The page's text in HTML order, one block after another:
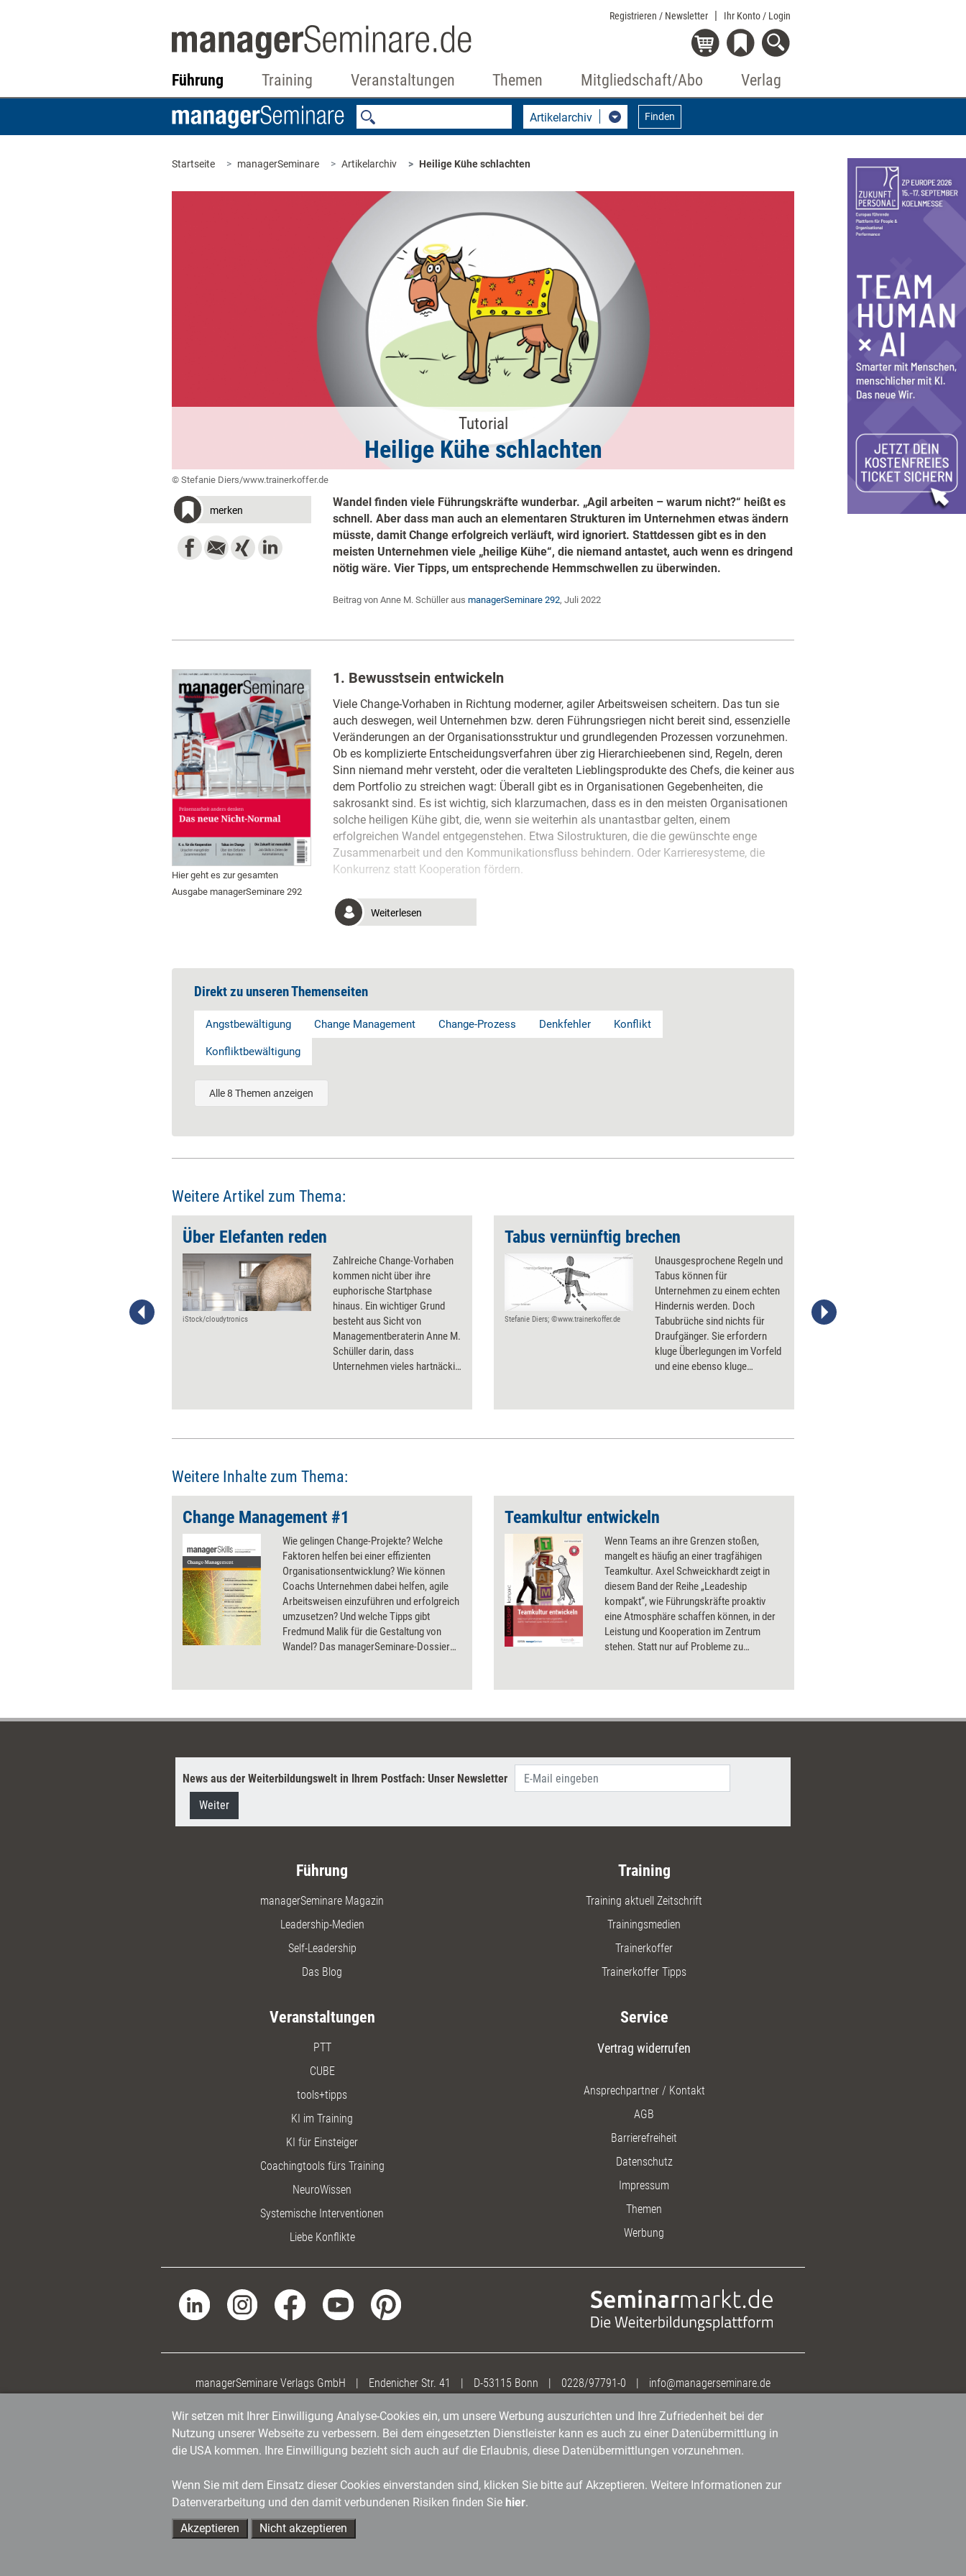
Registrieren / Newsletter Ihr Konto / Login
Führung Training Veranstaltungen Themen Mitgliedschaft/Abo Verlag
Artikelarchiv Finden
Startseite managerSeminare Artikelarchiv Heilige Kühe schlachten
Tutorial
Heilige Kühe schlachten
© Stefanie Diers/www.trainerkoffer.de
merken
Wandel finden viele Führungskräfte wunderbar. „Agil arbeiten – warum nicht?“ heißt es
schnell. Aber dass man auch an elementaren Strukturen im Unternehmen etwas ändern
müsste, damit Change erfolgreich verläuft, wird ignoriert. Stattdessen gibt es in den
meisten Unternehmen viele „heilige Kühe“, die niemand antastet, auch wenn es dringend
nötig wäre. Vier Tipps, um entsprechende Hemmschwellen zu überwinden.
Beitrag von Anne M. Schüller aus managerSeminare 292, Juli 2022
Hier geht es zur gesamten
Ausgabe managerSeminare 292
1. Bewusstsein entwickeln
Viele Change-Vorhaben in Richtung moderner, agiler Arbeitsweisen scheitern. Das tun sie
auch deswegen, weil Unternehmen bzw. deren Führungsriegen nicht bereit sind, essenzielle
Veränderungen an der Organisationsstruktur und grundlegenden Prozessen vorzunehmen.
Ob es komplizierte Entscheidungsverfahren über zig Hierarchieebenen sind, Regeln, deren
Sinn niemand mehr versteht, oder die veralteten Lieblingsprodukte des Chefs, die keiner aus
dem Portfolio zu streichen wagt: Überall gibt es in Organisationen Gegebenheiten, die
sakrosankt sind. Es ist wichtig, sich klarzumachen, dass es in den meisten Organisationen
solche heiligen Kühe gibt, die, wenn sie weiterhin als unantastbar gelten, einem
erfolgreichen Wandel entgegenstehen. Etwa Silostrukturen, die die gewünschte enge
Zusammenarbeit und den Kommunikationsfluss behindern. Oder Karrieresysteme, die
Konkurrenz statt Kooperation fördern.
Weiterlesen
Direkt zu unseren Themenseiten
Angstbewältigung Change Management Change-Prozess Denkfehler Konflikt
Konfliktbewältigung
Alle 8 Themen anzeigen
Weitere Artikel zum Thema:
nach innen zu denken: Welche
Über Elefanten reden
iStock/cloudytronics
Zahlreiche Change-Vorhaben
kommen nicht über ihre
euphorische Startphase
hinaus. Ein wichtiger Grund
besteht aus Sicht von
Managementberaterin Anne M.
Schüller darin, dass
Unternehmen vieles hartnäckig
grundsätzlich im Wege steht.
unsichtbare „Elefanten im
benennen. Dabei ist der offene
erfolgreichen Transformation.
Tabus vernünftig ­brechen
Stefanie Diers; ©www.trainerkoffer.de
Unausgesprochene Regeln und
Tabus können für
Unternehmen zu einem echten
Hindernis werden. Doch
Tabubrüche sind nichts für
Draufgänger. Sie erfordern
kluge Überlegungen im Vorfeld
und eine ebenso kluge
Stefanie Diers/www.trainerkoffer.de
Weitere Inhalte zum Thema:
Change Management #1
Wie gelingen Change-Projekte? Welche
Faktoren helfen bei einer effizienten
Organisationsentwicklung? Wie können
Coachs Unternehmen dabei helfen, agile
Arbeitsweisen einzuführen und erfolgreich
umzusetzen? Und welche Tipps gibt
Fredmund Malik für die Gestaltung von
Wandel? Das managerSeminare-Dossier
Wandel richtig geht.
Teamkultur entwickeln
Wenn Teams an ihre Grenzen stoßen,
mangelt es häufig an einer tragfähigen
Teamkultur. Axel Schweickhardt zeigt in
diesem Band der Reihe „Leadeship
kompakt“, wie Führungskräfte proaktiv
eine Atmosphäre schaffen können, in der
Leistung und Kooperation im Zentrum
stehen. Statt nur auf Probleme zu
etablieren, in der agiles Handeln und
Erfolg bilden.
News aus der Weiterbildungswelt in Ihrem Postfach: Unser Newsletter
Weiter
Führung
managerSeminare Magazin
Leadership-Medien
Self-Leadership
Das Blog
Training
Training aktuell Zeitschrift
Trainingsmedien
Trainerkoffer
Trainerkoffer Tipps
Veranstaltungen
PTT
CUBE
tools+tipps
KI im Training
KI für Einsteiger
Coachingtools fürs Training
NeuroWissen
Systemische Interventionen
Liebe Konflikte
Service
Vertrag widerrufen
Ansprechpartner / Kontakt
AGB
Barrierefreiheit
Datenschutz
Impressum
Themen
Werbung
managerSeminare Verlags GmbH | Endenicher Str. 41 | D-53115 Bonn | 0228/97791-0 | info@managerseminare.de
Wir setzen mit Ihrer Einwilligung Analyse-Cookies ein, um unsere Werbung auszurichten und Ihre Zufriedenheit bei der
Nutzung unserer Webseite zu verbessern. Bei dem eingesetzten Dienstleister kann es auch zu einer Datenübermittlung in
die USA kommen. Ihre Einwilligung bezieht sich auch auf die Erlaubnis, diese Datenübermittlungen vorzunehmen.
Wenn Sie mit dem Einsatz dieser Cookies einverstanden sind, klicken Sie bitte auf Akzeptieren. Weitere Informationen zur
Datenverarbeitung und den damit verbundenen Risiken finden Sie hier.
Akzeptieren
Nicht akzeptieren